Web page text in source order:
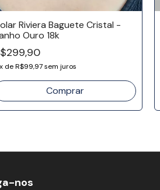
Riviera Baguete Cristal -
Ouro 18k
x deR$99,97sem juros
nos